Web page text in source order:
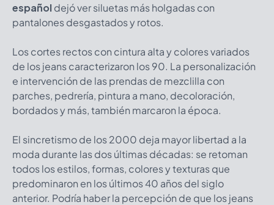
españoldejó ver siluetas más holgadas con
pantalones desgastados y rotos.
Los cortes rectos con cintura alta y colores variados
de los jeans caracterizaron los 90. La personalización
e intervención de las prendas de mezclilla con
parches, pedrería, pintura a mano, decoloración,
bordados y más, también marcaron la época.
El sincretismo de los 2000 deja mayor libertad a la
moda durante las dos últimas décadas: se retoman
todos los estilos, formas, colores y texturas que
predominaron en los últimos 40 años del siglo
anterior. Podría haber la percepción de que los jeans